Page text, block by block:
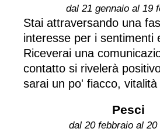
dal 21 gennaio al 19
Stai attraversando una
interesse per i sentimenti
Riceverai una
contatto si rivelerà
sarai un po' fiacco, vitalità
Pesci
dal 20 febbraio al 20